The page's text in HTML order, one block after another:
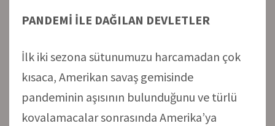
PANDEMİ İLE DAĞILAN DEVLETLER
İlk iki sezona sütunumuzu harcamadan çok
kısaca, Amerikan savaş gemisinde
pandeminin aşısının bulunduğunu ve türlü
kovalamacalar sonrasında Amerika’ya